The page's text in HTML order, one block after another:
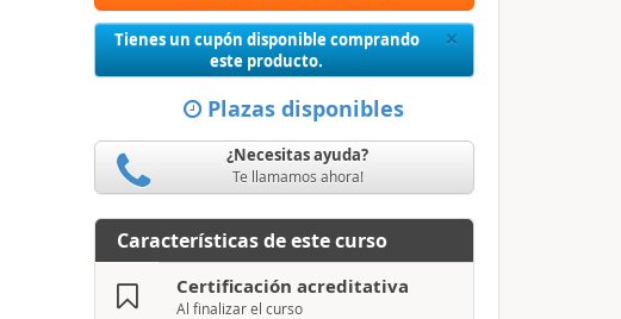
×Close
Tienes un cupón disponible comprando
este producto.
Plazas disponibles
¿Necesitas ayuda?
Te llamamos ahora!
Características de este curso
Certificación acreditativa
Al finalizar el curso